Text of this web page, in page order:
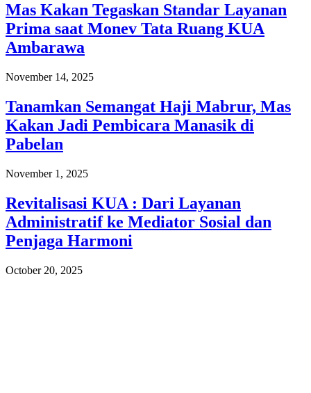
Mas Kakan Tegaskan Standar Layanan
Prima saat Monev Tata Ruang KUA
Ambarawa
November 14, 2025
Tanamkan Semangat Haji Mabrur, Mas
Kakan Jadi Pembicara Manasik di
Pabelan
November 1, 2025
Revitalisasi KUA : Dari Layanan
Administratif ke Mediator Sosial dan
Penjaga Harmoni
October 20, 2025